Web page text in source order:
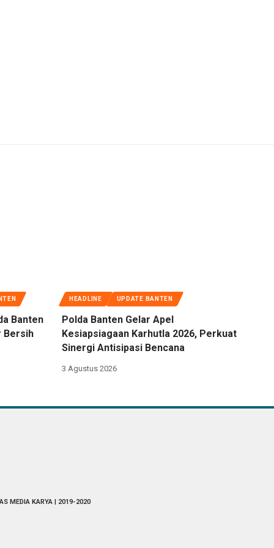
Banten
Bersih
HEADLINE UPDATE BANTEN
Polda Banten Gelar Apel
Kesiapsiagaan Karhutla 2026, Perkuat
Sinergi Antisipasi Bencana
3 Agustus 2026
MEDIA KARYA | 2019-2020